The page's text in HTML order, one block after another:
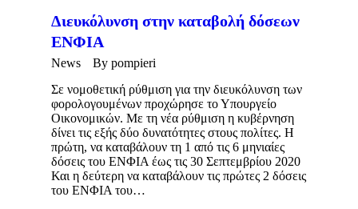
Διευκόλυνση στην καταβολή δόσεων
ΕΝΦΙΑ
News By pompieri
Σε νομοθετική ρύθμιση για την διευκόλυνση των
φορολογουμένων προχώρησε το Υπουργείο
Οικονομικών. Με τη νέα ρύθμιση η κυβέρνηση
δίνει τις εξής δύο δυνατότητες στους πολίτες. Η
πρώτη, να καταβάλουν τη 1 από τις 6 μηνιαίες
δόσεις του ΕΝΦΙΑ έως τις 30 Σεπτεμβρίου 2020
Και η δεύτερη να καταβάλουν τις πρώτες 2 δόσεις
του ΕΝΦΙΑ του…